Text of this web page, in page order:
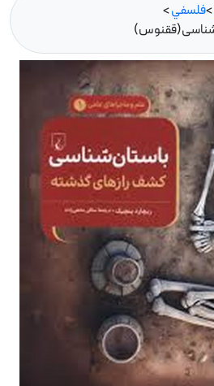
>فلسفي>